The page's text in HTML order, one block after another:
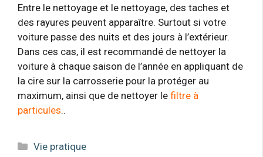
Entre le nettoyage et le nettoyage, des taches et
des rayures peuvent apparaître. Surtout si votre
voiture passe des nuits et des jours à l’extérieur.
Dans ces cas, il est recommandé de nettoyer la
voiture à chaque saison de l’année en appliquant de
la cire sur la carrosserie pour la protéger au
maximum, ainsi que de nettoyer le filtre à
particules..
Catégories
Vie pratique